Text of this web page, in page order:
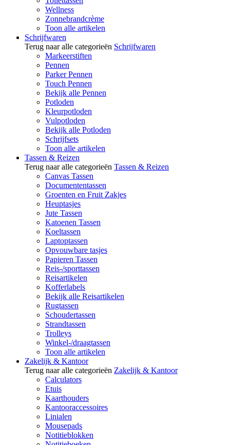
Wellness
Zonnebrandcrème
Toon alle artikelen
Schrijfwaren
Terug naar alle categorieën Schrijfwaren
Markeerstiften
Pennen
Parker Pennen
Touch Pennen
Bekijk alle Pennen
Potloden
Kleurpotloden
Vulpotloden
Bekijk alle Potloden
Schrijfsets
Toon alle artikelen
Tassen & Reizen
Terug naar alle categorieën Tassen & Reizen
Canvas Tassen
Documententassen
Groenten en Fruit Zakjes
Heuptasjes
Jute Tassen
Katoenen Tassen
Koeltassen
Laptoptassen
Opvouwbare tasjes
Papieren Tassen
Reis-/sporttassen
Reisartikelen
Kofferlabels
Bekijk alle Reisartikelen
Rugtassen
Schoudertassen
Strandtassen
Trolleys
Winkel-/draagtassen
Toon alle artikelen
Zakelijk & Kantoor
Terug naar alle categorieën Zakelijk & Kantoor
Calculators
Etuis
Kaarthouders
Kantooraccessoires
Linialen
Mousepads
Notitieblokken